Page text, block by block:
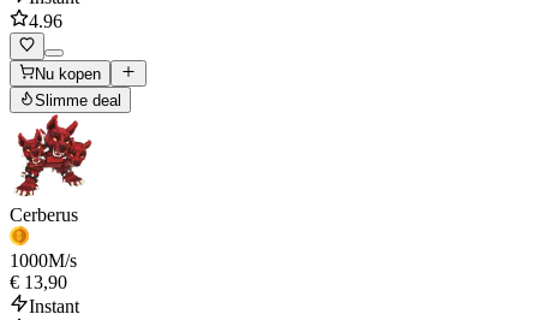
4.96
Nu kopen
Slimme deal
Cerberus
1000M/s
€ 13,90
Instant